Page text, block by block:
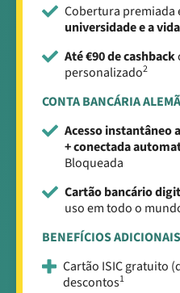
Cobertura premiada
universidade e a
Até €90 de cashback
personalizado2
CONTA BANCÁRIA
Acesso instantâneo
+ conectada
Bloqueada
Cartão bancário
uso em todo o
BENEFÍCIOS
Cartão ISIC gratuito
descontos1